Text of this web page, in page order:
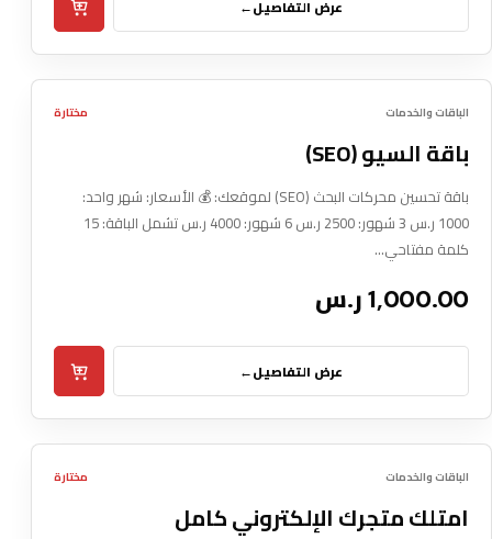
عرض التفاصيل←
Box Pxl
DIGITAL SERVICE
الباقات والخدمات مختارة
باقة السيو (SEO)
باقة تحسين محركات البحث (SEO) لموقعك: 💰 الأسعار: شهر واحد:
1000 ر.س 3 شهور: 2500 ر.س 6 شهور: 4000 ر.س تشمل الباقة: 15
كلمة مفتاحي…
1,000.00 ر.س
عرض التفاصيل←
Box Pxl
DIGITAL SERVICE الأكثر طلباً الباقات والخدمات مختارة
امتلك متجرك الإلكتروني كامل